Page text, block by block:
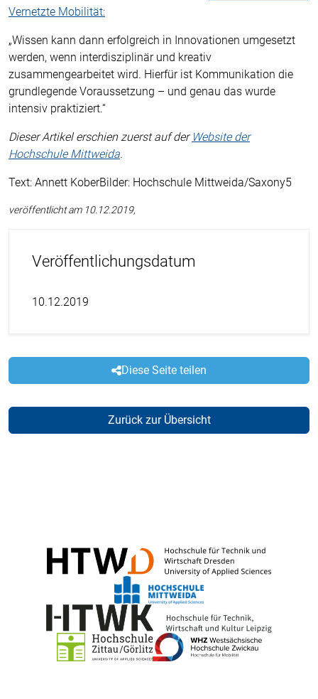
Vernetzte Mobilität:
„Wissen kann dann erfolgreich in Innovationen umgesetzt
werden, wenn interdisziplinär und kreativ
zusammengearbeitet wird. Hierfür ist Kommunikation die
grundlegende Voraussetzung – und genau das wurde
intensiv praktiziert.“
Dieser Artikel erschien zuerst auf der Website der
Hochschule Mittweida.
Text: Annett KoberBilder: Hochschule Mittweida/Saxony5
veröffentlicht am 10.12.2019,
Veröffentlichungsdatum
10.12.2019
Diese Seite teilen
Zurück zur Übersicht